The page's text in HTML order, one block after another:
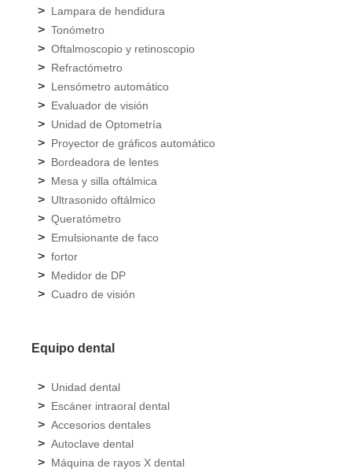
> Lampara de hendidura
> Tonómetro
> Oftalmoscopio y retinoscopio
> Refractómetro
> Lensómetro automático
> Evaluador de visión
> Unidad de Optometría
> Proyector de gráficos automático
> Bordeadora de lentes
> Mesa y silla oftálmica
> Ultrasonido oftálmico
> Queratómetro
> Emulsionante de faco
> fortor
> Medidor de DP
> Cuadro de visión
Equipo dental
> Unidad dental
> Escáner intraoral dental
> Accesorios dentales
> Autoclave dental
> Máquina de rayos X dental